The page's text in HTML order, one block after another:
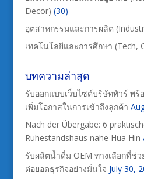
Decor) (30)
อุตสาหกรรมและการผลิต
เทคโนโลยีและการศึกษา (Tech,
บทความล่าสุด
รับออกแบบเว็บไซต์บริษัททัวร์ พร้
เพิ่มโอกาสในการเข้าถึงลูกค้า
Nach der Übergabe: 6
Ruhestandshaus nahe Hua Hin
รับผลิตน้ำดื่ม OEM ทางเลือกที่ช่
ต่อยอดธุรกิจอย่างมั่นใจ July 30,